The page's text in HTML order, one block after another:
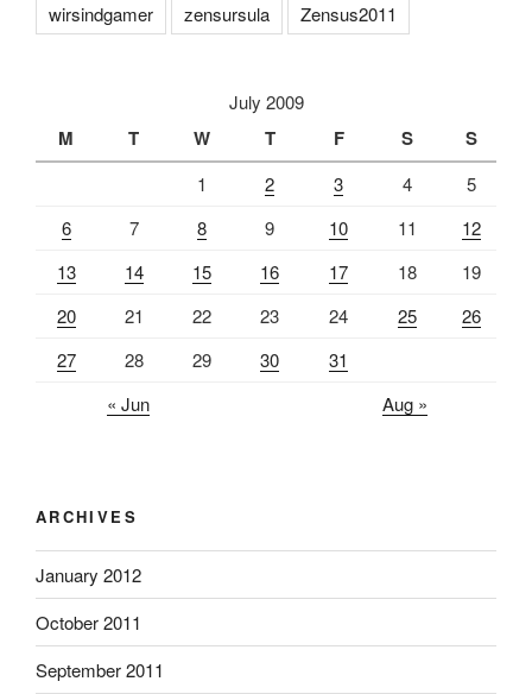
wirsindgamer
zensursula Zensus2011
July 2009
M T W T F S S
1 2 3 4
5
6
7 8 9 10 11
12
13
14 15 16 17 18
19
20
21 22 23 24 25
26
27
28 29 30
31
« Jun
Aug »
ARCHIVES
January 2012
October 2011
September 2011